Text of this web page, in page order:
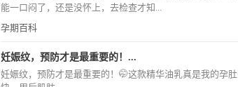
能一口闷了，还是没怀上，去检查才知...
孕期百科
妊娠纹，预防才是最重要的！...
妊娠纹，预防才是最重要的！🤭这款精华油乳真是我的孕